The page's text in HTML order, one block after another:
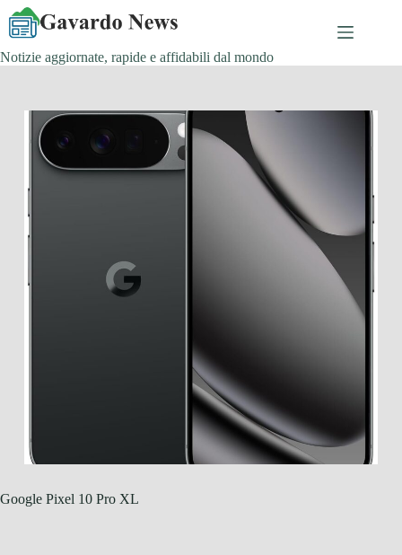
Salta
contenuto
Notizie aggiornate, rapide e affidabili dal mondo
Google Pixel 10 Pro XL